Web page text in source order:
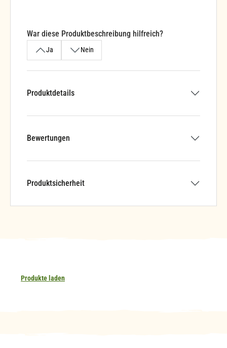
War diese Produktbeschreibung hilfreich?
Ja Nein
Produktdetails
Bewertungen
Produktsicherheit
Produkte laden